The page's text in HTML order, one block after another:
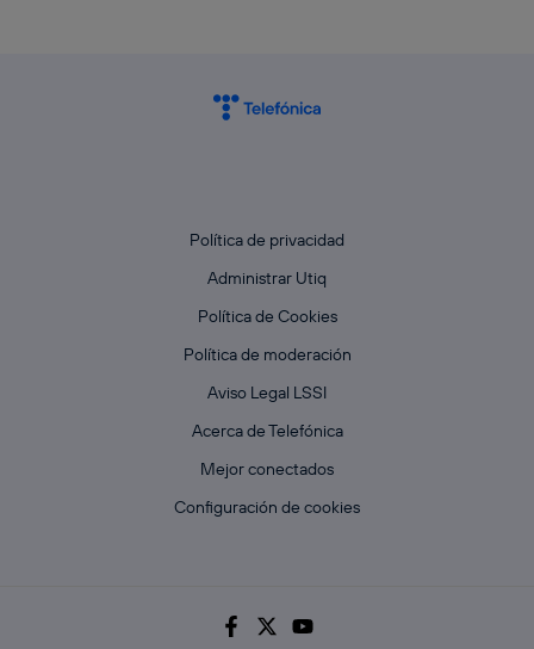
Política de privacidad
Administrar Utiq
Política de Cookies
Política de moderación
Aviso Legal LSSI
Acerca de Telefónica
Mejor conectados
Configuración de cookies